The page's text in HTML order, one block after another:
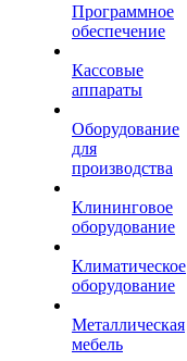
Программное
обеспечение
Кассовые
аппараты
Оборудование
для
производства
Клининговое
оборудование
Климатическое
оборудование
Металлическая
мебель